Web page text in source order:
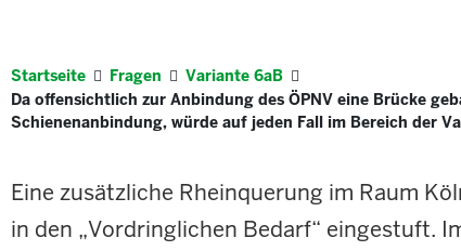
Startseite Fragen
Variante 6aB
Da offensichtlich zur Anbindung des ÖPNV eine Brücke
Schienenanbindung, würde auf jeden Fall im Bereich der
Eine zusätzliche Rheinquerung im Raum
in den „Vordringlichen Bedarf“ eingestuft.